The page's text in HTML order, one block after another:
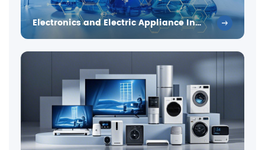
Electronics and Electric Appliance Industry